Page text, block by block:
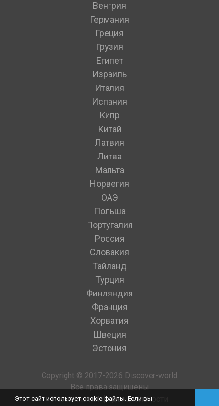
Венгрия
Германия
Греция
Грузия
Египет
Израиль
Италия
Испания
Кипр
Китай
Латвия
Литва
Мальта
Норвегия
ОАЭ
Польша
Португалия
Россия
Словакия
Тайланд
Турция
Финляндия
Франция
Хорватия
Швеция
Эстония
Copyright © 2017-2026 Discover-world
Все права защищены
Политика конфиденциальности
Этот сайт использует cookie-файлы. Если вы